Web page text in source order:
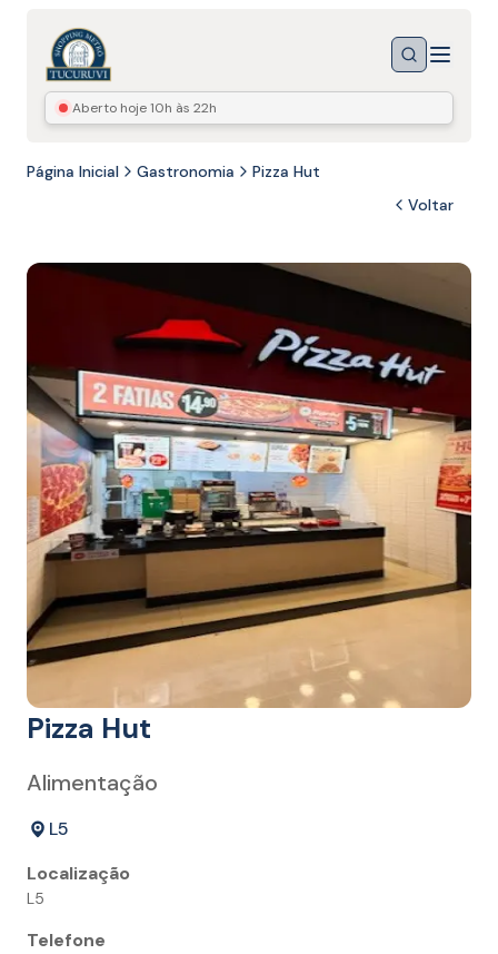
BuscarMenu
Aberto hoje10h às 22h
Página Inicial Gastronomia
Pizza Hut
Voltar
Pizza Hut
Alimentação
L5
Localização
L5
Telefone